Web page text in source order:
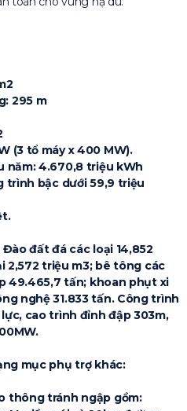
295 m
(3 tổ máy x 400 MW).
năm: 4.670,8 triệu kWh
trình bậc dưới 59,9 triệu
đất đá các loại 14,852
2,572 triệu m3; bê tông các
49.465,7 tấn; khoan phụt xi
nghệ 31.833 tấn. Công trình
cao trình đỉnh đập 303m,
mục phụ trợ khác:
thông tránh ngập gồm: